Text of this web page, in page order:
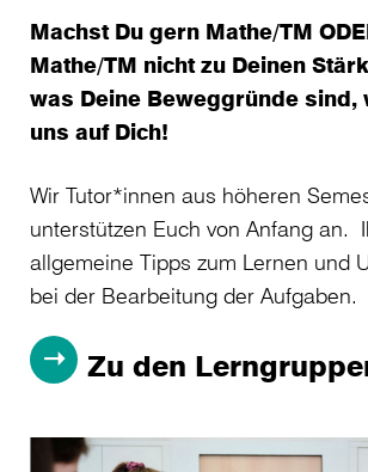
Machst Du gern Mathe/TM
Mathe/TM nicht zu Deinen
was Deine Beweggründe sind,
uns auf Dich!
Wir Tutor*innen aus höheren
unterstützen Euch von Anfang an.
allgemeine Tipps zum Lernen und
bei der Bearbeitung der Aufgaben.
Zu den